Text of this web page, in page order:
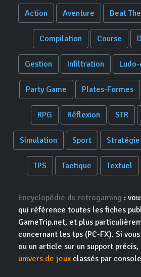
Action Aventure Beat
Compilation Course
Gestion Infiltration
Party Game Plates-Formes
RPG Réflexion STR
Simulation Sport Stratégie
TPS Tactique Textuel
Encyclopédie du retrogaming :
qui référence toutes les fiches
GameTrip.net, et plus
concernant les tps (PC-FX). Si
ou un article sur un support
univers de jeux classés par